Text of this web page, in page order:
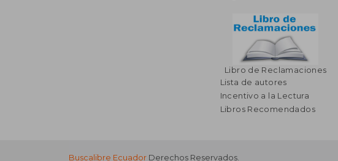
Libro de Reclamaciones
Lista de autores
Incentivo a la Lectura
Libros Recomendados
Buscalibre Ecuador Derechos Reservados.